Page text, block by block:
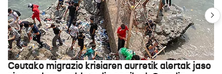
Ceutako migrazio krisiaren aurretik alertak jaso